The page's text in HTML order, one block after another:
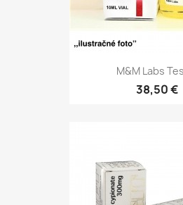
M&M Labs
38,50 €